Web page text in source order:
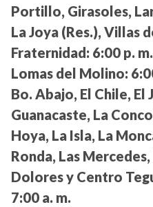
Portillo, Girasoles,
La Joya (Res.), Villas
Fraternidad: 6:00 p.
Lomas del Molino:
Bo. Abajo, El Chile, El
Guanacaste, La
Hoya, La Isla, La
Ronda, Las
Dolores y Centro
7:00 a. m.